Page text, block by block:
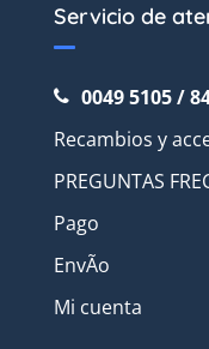
Servicio de
0049 5105 /
Recambios y
PREGUNTAS
Pago
EnvÃ­o
Mi cuenta